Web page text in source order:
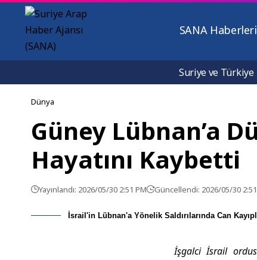
SANA Haberleri
Suriye ve Türkiye
Dünya
Güney Lübnan’a
Hayatını Kaybetti
Yayınlandı: 2026/05/30 2:51 PM Güncellendi: 2026/05/30
İsrail'in Lübnan'a Yönelik Saldırılarında Can
İşgalci İsrail